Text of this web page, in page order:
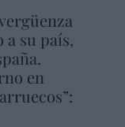
a su país,
en